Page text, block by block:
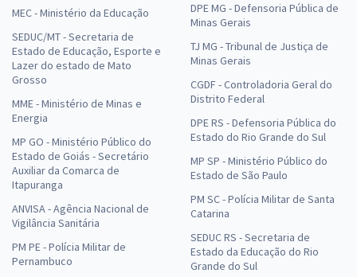
MEC - Ministério da Educação
SEDUC/MT - Secretaria de
Estado de Educação, Esporte e
Lazer do estado de Mato
Grosso
MME - Ministério de Minas e
Energia
MP GO - Ministério Público do
Estado de Goiás - Secretário
Auxiliar da Comarca de
Itapuranga
ANVISA - Agência Nacional de
Vigilância Sanitária
PM PE - Polícia Militar de
Pernambuco
DPE MG - Defensoria Pública de
Minas Gerais
TJ MG - Tribunal de Justiça de
Minas Gerais
CGDF - Controladoria Geral do
Distrito Federal
DPE RS - Defensoria Pública do
Estado do Rio Grande do Sul
MP SP - Ministério Público do
Estado de São Paulo
PM SC - Polícia Militar de Santa
Catarina
SEDUC RS - Secretaria de
Estado da Educação do Rio
Grande do Sul